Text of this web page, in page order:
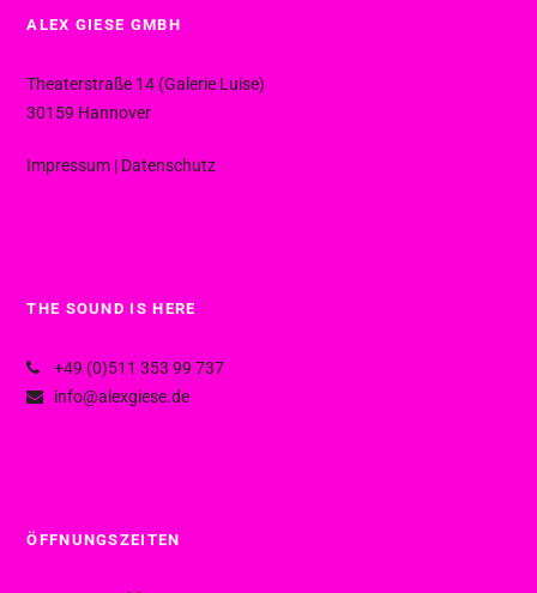
ALEX GIESE GMBH
Theaterstraße 14 (Galerie Luise)
30159 Hannover
Impressum | Datenschutz
THE SOUND IS HERE
+49 (0)511 353 99 737
info@alexgiese.de
ÖFFNUNGSZEITEN